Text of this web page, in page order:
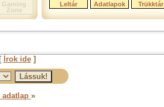
Gaming
Zone
Leltár Adatlapok Trükktár
Írok ide]
adatlap »